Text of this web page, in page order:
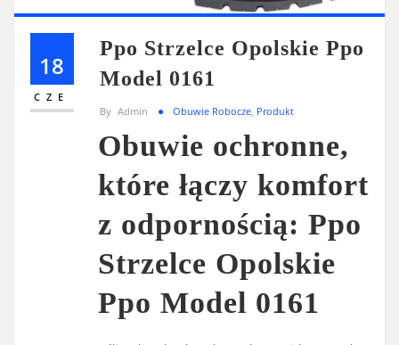
18
CZE
Ppo Strzelce Opolskie Ppo
Model 0161
By Admin Obuwie Robocze, Produkt
Obuwie ochronne,
które łączy komfort
z odpornością: Ppo
Strzelce Opolskie
Ppo Model 0161